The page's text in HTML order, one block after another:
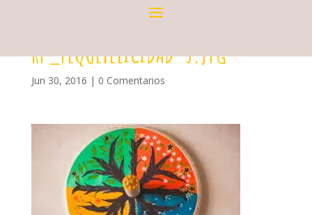
RP_PEQUEFELICIDAD-3.JPG
Jun 30, 2016 | 0 Comentarios